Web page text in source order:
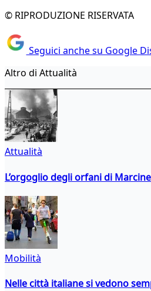
© RIPRODUZIONE RISERVATA
Seguici anche su Google
Altro di Attualità
Attualità
L’orgoglio degli orfani di
Mobilità
Nelle città italiane si vedono